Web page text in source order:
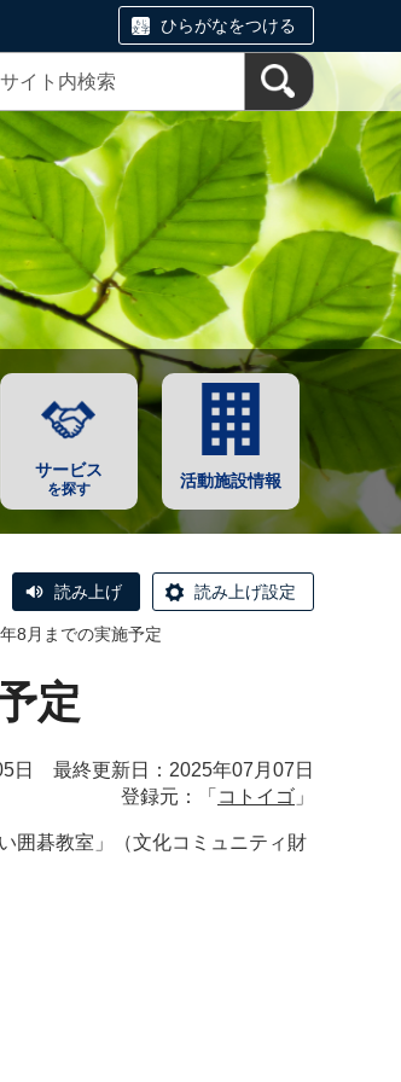
ひらがなをつける
サービス
を探す 活動施設情報
読み上げ 読み上げ設定
8月までの実施予定
定
日 最終更新日：2025年07月07日
登録元：「 コトイゴ 」
囲碁教室」（文化コミュニティ財